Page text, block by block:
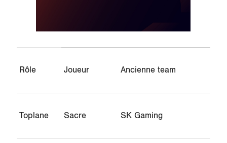
Rôle Joueur Ancienne team
Toplane Sacre SK Gaming